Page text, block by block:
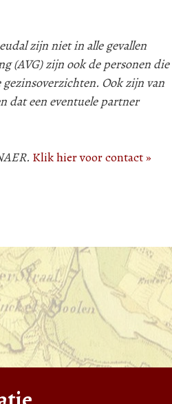
zijn niet in alle gevallen
(AVG) zijn ook de personen die
Ook zijn van
dat een eventuele partner
Klik hier voor contact »